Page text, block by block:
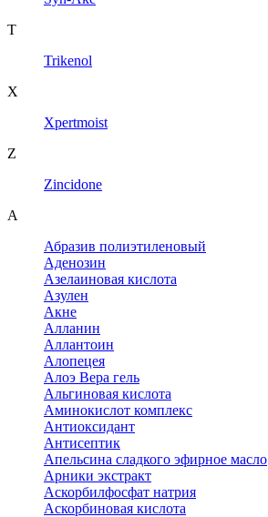
T
Trikenol
X
Xpertmoist
Z
Zincidone
А
Абразив полиэтиленовый
Аденозин
Азелаиновая кислота
Азулен
Акне
Алланин
Аллантоин
Алопецея
Алоэ Вера гель
Альгиновая кислота
Аминокислот комплекс
Антиоксидант
Антисептик
Апельсина сладкого эфирное масло
Арники экстракт
Аскорбилфосфат натрия
Аскорбиновая кислота